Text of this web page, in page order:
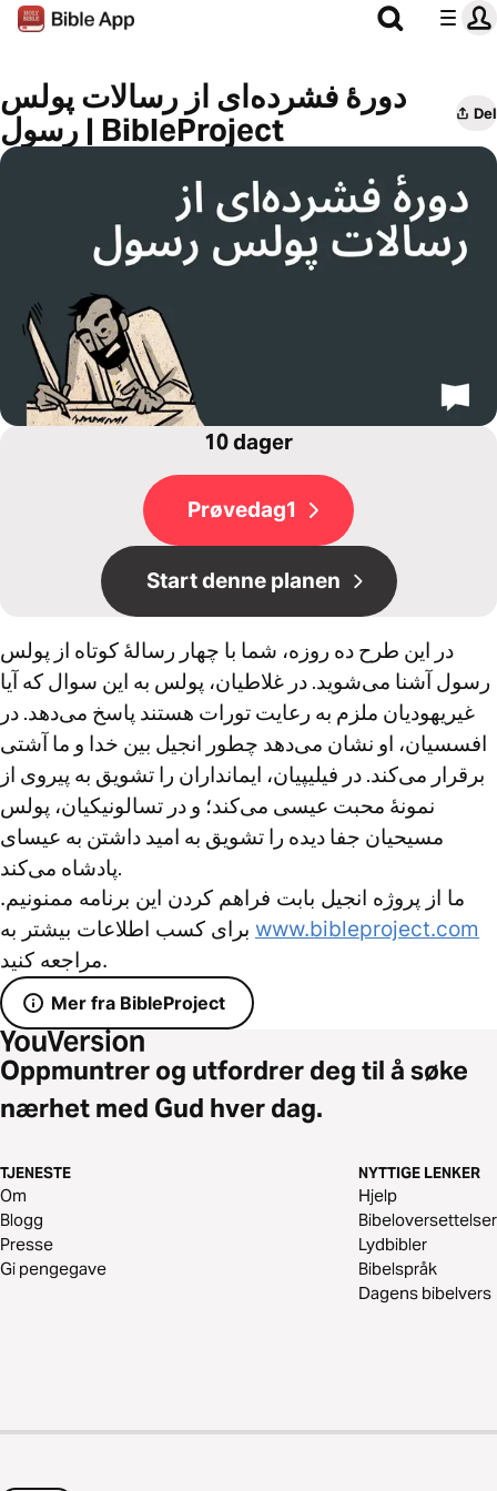
دورهٔ فشرده‌ای از رسالات پولس
رسول | BibleProject
Del
10 dager
Prøvedag1
Start denne planen
در این طرح ده روزه، شما با چهار رسالهٔ کوتاه از پولس
رسول آشنا می‌شوید. در غلاطیان، پولس به این سوال که آیا
غیریهودیان ملزم به رعایت تورات هستند پاسخ می‌دهد. در
افسسیان، او نشان می‌دهد چطور انجیل بین خدا و ما آشتی
برقرار می‌کند. در فیلیپیان، ایمانداران را تشویق به پیروی از
نمونهٔ محبت عیسی می‌کند؛ و در تسالونیکیان، پولس
مسیحیان جفا دیده را تشویق به امید داشتن به عیسای
پادشاه می‌کند.
ما از پروژه انجیل بابت فراهم کردن این برنامه ممنونیم.
www.bibleproject.com
مراجعه کنید.
Mer fra BibleProject
Oppmuntrer og utfordrer deg til å søke
nærhet med Gud hver dag.
TJENESTE
Om
Blogg
Presse
Gi pengegave
NYTTIGE LENKER
Hjelp
Bibeloversettelser
Lydbibler
Bibelspråk
Dagens bibelvers